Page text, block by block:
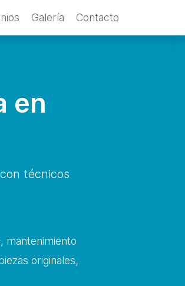
Galería Contacto
en
técnicos
mantenimiento
originales,